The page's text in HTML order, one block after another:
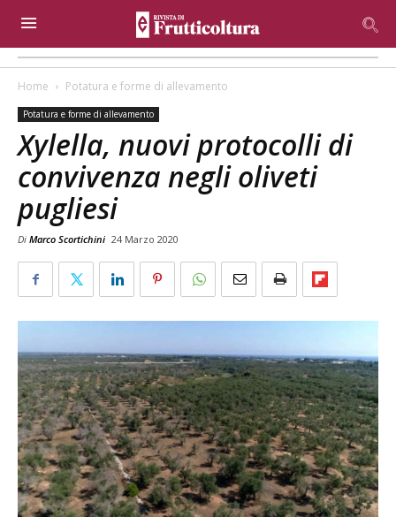
Home Potatura e forme di allevamento
Potatura e forme di allevamento
Xylella, nuovi protocolli di
convivenza negli oliveti
pugliesi
Di Marco Scortichini 24 Marzo 2020